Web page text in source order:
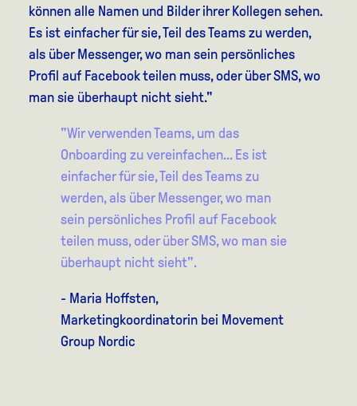
können alle Namen und Bilder ihrer Kollegen sehen.
Es ist einfacher für sie, Teil des Teams zu werden,
als über Messenger, wo man sein persönliches
Profil auf Facebook teilen muss, oder über SMS, wo
man sie überhaupt nicht sieht."
"Wir verwenden Teams, um das
Onboarding zu vereinfachen... Es ist
einfacher für sie, Teil des Teams zu
werden, als über Messenger, wo man
sein persönliches Profil auf Facebook
teilen muss, oder über SMS, wo man sie
überhaupt nicht sieht".
- Maria Hoffsten,
Marketingkoordinatorin bei Movement
Group Nordic